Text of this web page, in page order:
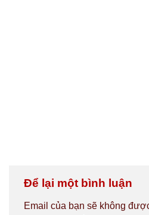
Để lại một bình luận
Email của bạn sẽ không